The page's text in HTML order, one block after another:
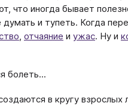
что иногда бывает
и тупеть. Когда
отчаяние и ужас. Ну и
болеть...
в кругу взрослых